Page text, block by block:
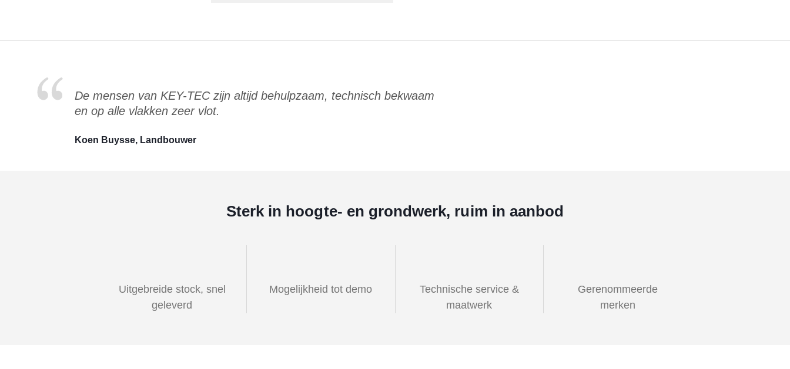
De mensen van KEY-TEC zijn altijd behulpzaam, technisch bekwaam
en op alle vlakken zeer vlot.
Koen Buysse, Landbouwer
Sterk in hoogte- en grondwerk, ruim in aanbod
Uitgebreide stock, snel
geleverd
Mogelijkheid tot demo
Technische service &
maatwerk
Gerenommeerde
merken